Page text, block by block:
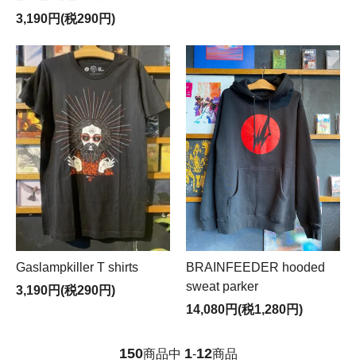
3,190円(税290円)
Gaslampkiller T shirts
3,190円(税290円)
BRAINFEEDER hooded
sweat parker
14,080円(税1,280円)
150商品中 1-12商品